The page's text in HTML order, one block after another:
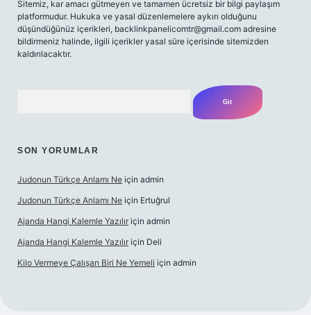
Sitemiz, kar amacı gütmeyen ve tamamen ücretsiz bir bilgi paylaşım
platformudur. Hukuka ve yasal düzenlemelere aykırı olduğunu
düşündüğünüz içerikleri, backlinkpanelicomtr@gmail.com adresine
bildirmeniz halinde, ilgili içerikler yasal süre içerisinde sitemizden
kaldırılacaktır.
SON YORUMLAR
Judonun Türkçe Anlamı Ne için admin
Judonun Türkçe Anlamı Ne için Ertuğrul
Ajanda Hangi Kalemle Yazılır için admin
Ajanda Hangi Kalemle Yazılır için Deli
Kilo Vermeye Çalışan Biri Ne Yemeli için admin